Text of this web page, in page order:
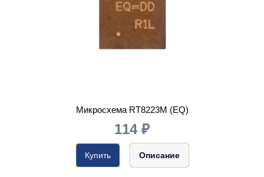
Микросхема RT8223M (EQ)
114 ₽
Купить Описание